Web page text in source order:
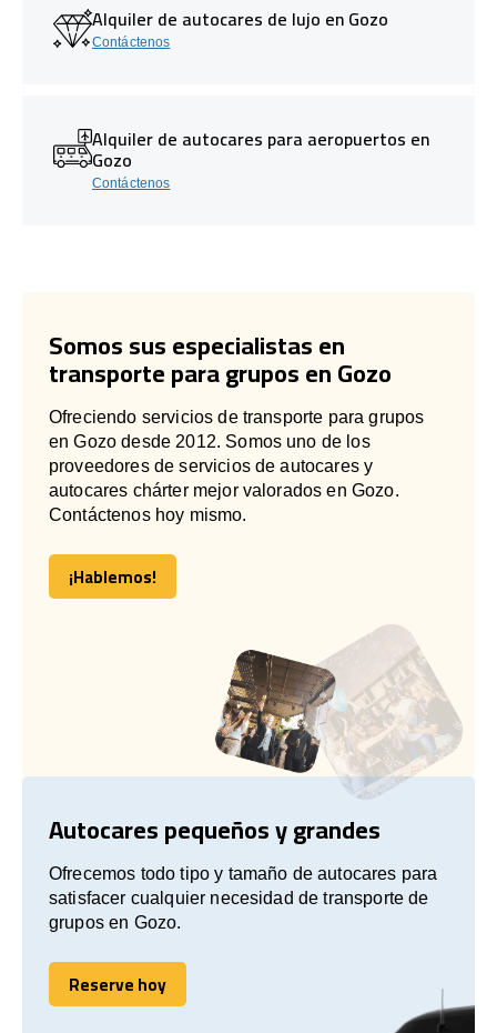
Alquiler de autocares de lujo en Gozo
Contáctenos
Alquiler de autocares para aeropuertos en
Gozo
Contáctenos
Somos sus especialistas en
transporte para grupos en Gozo
Ofreciendo servicios de transporte para grupos
en Gozo desde 2012. Somos uno de los
proveedores de servicios de autocares y
autocares chárter mejor valorados en Gozo.
Contáctenos hoy mismo.
¡Hablemos!
¡Hablemos!
Autocares pequeños y grandes
Ofrecemos todo tipo y tamaño de autocares para
satisfacer cualquier necesidad de transporte de
grupos en Gozo.
Reserve hoy
Reserve hoy